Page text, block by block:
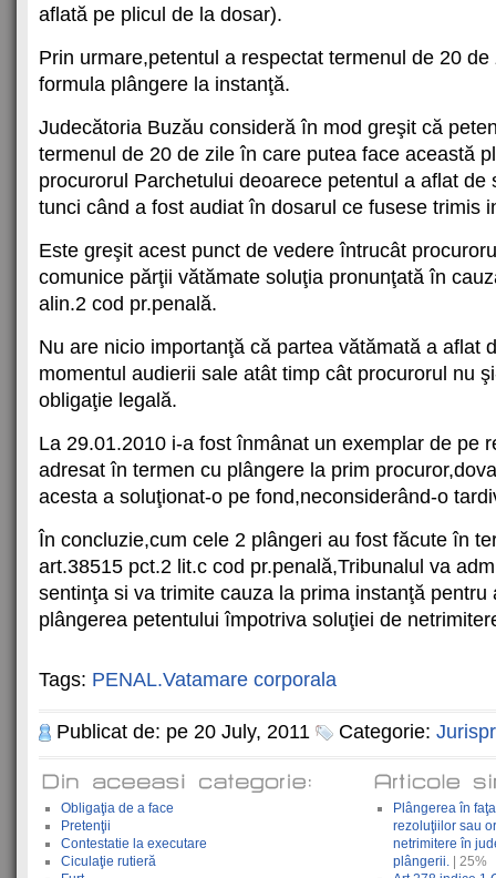
aflată pe plicul de la dosar).
Prin urmare,petentul a respectat termenul de 20
formula plângere la instanţă.
Judecătoria Buzău consideră în mod greşit că
termenul de 20 de zile în care putea face această
procurorul Parchetului deoarece petentul a aflat de
tunci când a fost audiat în dosarul ce fusese trimis
Este greşit acest punct de vedere întrucât
comunice părţii vătămate soluţia pronunţată în
alin.2 cod pr.penală.
Nu are nicio importanţă că partea vătămată a aflat
momentul audierii sale atât timp cât procurorul nu
obligaţie legală.
La 29.01.2010 i-a fost înmânat un exemplar de pe
adresat în termen cu plângere la prim
acesta a soluţionat-o pe fond,neconsiderând-o
În concluzie,cum cele 2 plângeri au fost făcute în
art.38515 pct.2 lit.c cod pr.penală,Tribunalul va
sentinţa si va trimite cauza la prima instanţă pentru
plângerea petentului împotriva soluţiei de
Tags: PENAL.Vatamare corporala
Publicat de: pe 20 July, 2011 Categorie:
Plângerea în
rezoluţiilor sau
netrimitere în
plângerii. | 25%
Obligaţia de a face
Pretenţii
Contestatie la executare
Ciculaţie rutieră